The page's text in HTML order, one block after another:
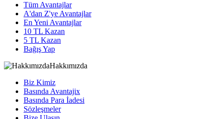
Tüm Avantajlar
A'dan Z'ye Avantajlar
En Yeni Avantajlar
10 TL Kazan
5 TL Kazan
Bağış Yap
Hakkımızda
Biz Kimiz
Basında Avantajix
Basında Para İadesi
Sözleşmeler